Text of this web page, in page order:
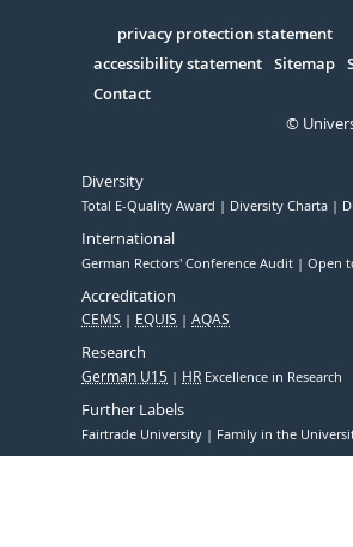
Serivce
privacy protection statement
accessibility statement Sitemap
Contact
©
Diversity
Total E-Quality Award Diversity Charta
International
German Rectors' Conference Audit Open
Accreditation
CEMS EQUIS AQAS
Research
German U15 HR Excellence in Research
Further Labels
Fairtrade University Family in the